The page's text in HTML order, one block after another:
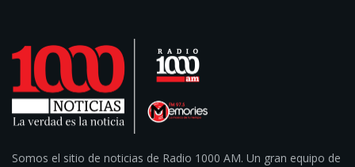
Somos el sitio de noticias de Radio 1000 AM. Un gran equipo de